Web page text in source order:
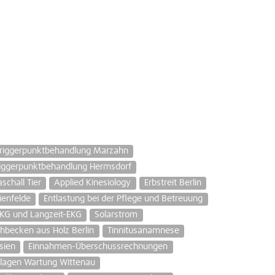
Marzahn
Hermsdorf
Tier Applied Kinesiology
Erbstreit Berlin
Entlastung bei der Pflege und Betreuung
und Langzeit-EKG
Solarstrom
aus Holz Berlin
Tinnitusanamnese
Einnahmen-Überschussrechnungen
Wartung Wittenau